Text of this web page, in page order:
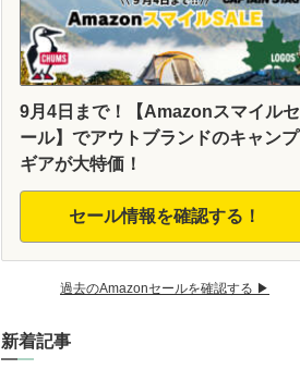
9月4日まで！【Amazonスマイルセ
ール】でアウトブランドのキャンプ
ギアが大特価！
セール情報を確認する！
過去のAmazonセールを確認する ▶︎
新着記事